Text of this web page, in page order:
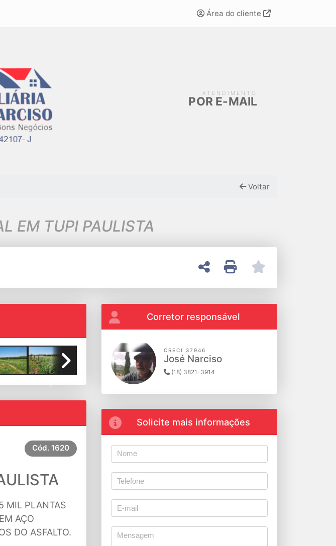
Área do cliente
ATENDIMENTO
POR E-MAIL
Voltar
EM TUPI PAULISTA
Cód. 1620
MIL PLANTAS
AÇO
DO ASFALTO.
Corretor responsável
CRECI 37946
José Narciso
(18) 3821-3914
Solicite mais informações